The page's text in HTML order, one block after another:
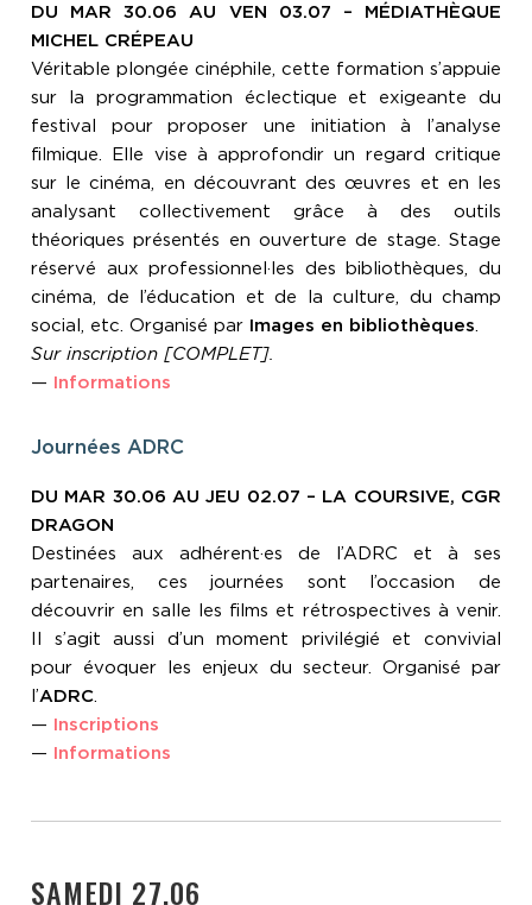
DU MAR 30.06 AU VEN 03.07 – MÉDIATHÈQUE
MICHEL CRÉPEAU
Véritable plongée cinéphile, cette formation s’appuie
sur la programmation éclectique et exigeante du
festival pour proposer une initiation à l’analyse
filmique. Elle vise à approfondir un regard critique
sur le cinéma, en découvrant des œuvres et en les
analysant collectivement grâce à des outils
théoriques présentés en ouverture de stage. Stage
réservé aux professionnel·les des bibliothèques, du
cinéma, de l’éducation et de la culture, du champ
social, etc. Organisé par Images en bibliothèques.
Sur inscription [COMPLET].
— Informations
Journées ADRC
DU MAR 30.06 AU JEU 02.07 – LA COURSIVE, CGR
DRAGON
Destinées aux adhérent·es de l’ADRC et à ses
partenaires, ces journées sont l’occasion de
découvrir en salle les films et rétrospectives à venir.
Il s’agit aussi d’un moment privilégié et convivial
pour évoquer les enjeux du secteur. Organisé par
l’ADRC.
— Inscriptions
— Informations
SAMEDI 27.06